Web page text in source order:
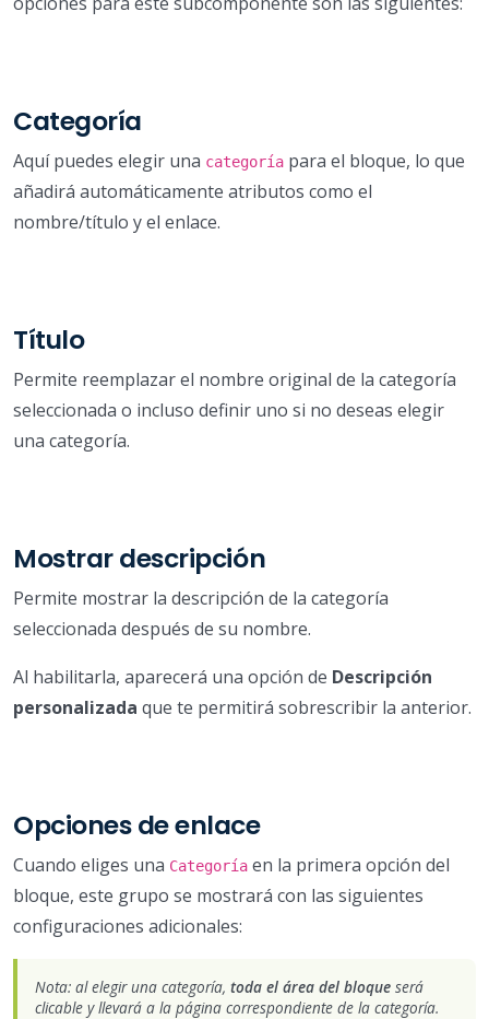
Categoría
Aquí puedes elegir una categoría para el bloque, lo que
añadirá automáticamente atributos como el
nombre/título y el enlace.
Título
Permite reemplazar el nombre original de la categoría
seleccionada o incluso definir uno si no deseas elegir
una categoría.
Mostrar descripción
Permite mostrar la descripción de la categoría
seleccionada después de su nombre.
Al habilitarla, aparecerá una opción de Descripción
personalizada que te permitirá sobrescribir la anterior.
Opciones de enlace
Cuando eliges una Categoría en la primera opción del
bloque, este grupo se mostrará con las siguientes
configuraciones adicionales:
Nota: al elegir una categoría, toda el área del bloque será
clicable y llevará a la página correspondiente de la categoría.